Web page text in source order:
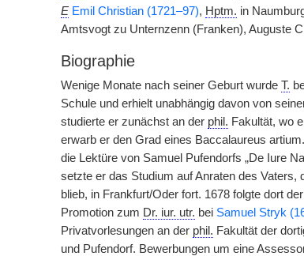
E Emil Christian (1721–97), Hptm. in
Amtsvogt zu Unternzenn (Franken), Auguste
Biographie
Wenige Monate nach seiner Geburt wurde T.
Schule und erhielt unabhängig davon von
studierte er zunächst an der phil. Fakultät, wo
erwarb er den Grad eines Baccalaureus
die Lektüre von Samuel Pufendorfs „De Iure
setzte er das Studium auf Anraten des
blieb, in Frankfurt/Oder fort. 1678 folgte dort
Promotion zum Dr. iur. utr. bei Samuel Stryk
Privatvorlesungen an der phil. Fakultät der
und Pufendorf. Bewerbungen um eine